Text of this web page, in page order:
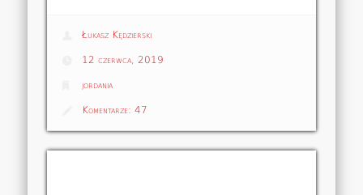
Łukasz Kędzierski
12 czerwca, 2019
jordania
Komentarze:47